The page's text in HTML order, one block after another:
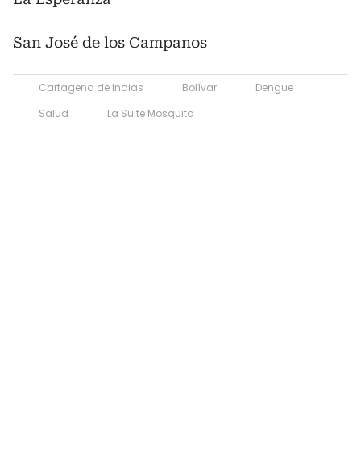
San José de los Campanos
Cartagena de Indias Bolívar
Dengue
Salud
La Suite Mosquito